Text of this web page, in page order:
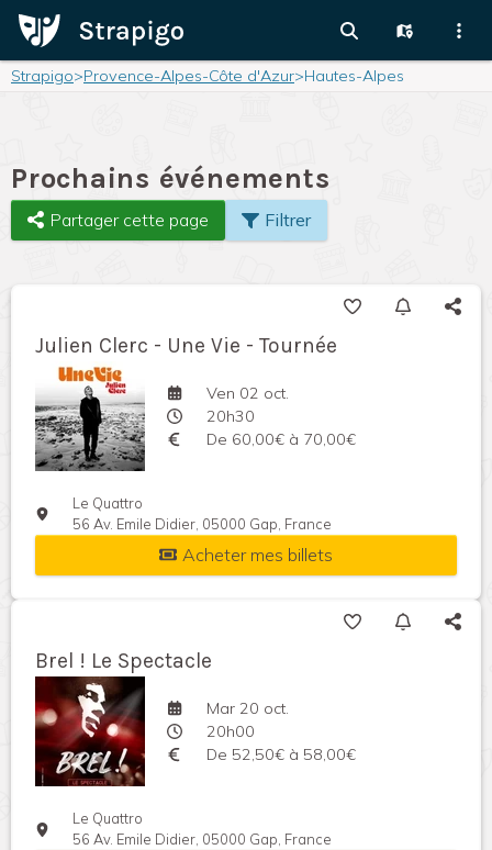
Strapigo>Provence-Alpes-Côte d'Azur>Hautes-Alpes
Prochains événements
Partager cette page Filtrer
Julien Clerc - Une Vie - Tournée
Ven 02 oct.
20h30
De 60,00€ à 70,00€
Le Quattro
56 Av. Emile Didier, 05000 Gap, France
Acheter mes billets
Brel ! Le Spectacle
Mar 20 oct.
20h00
De 52,50€ à 58,00€
Le Quattro
56 Av. Emile Didier, 05000 Gap, France